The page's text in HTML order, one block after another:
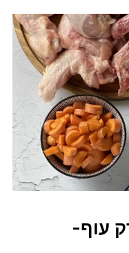
עוף-